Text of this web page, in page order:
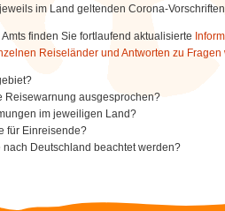
im Land geltenden Corona-
finden Sie fortlaufend aktualisierte
Reiseländer und Antworten zu Fragen
Reisewarnung ausgesprochen?
im jeweiligen Land?
für Einreisende?
Deutschland beachtet werden?